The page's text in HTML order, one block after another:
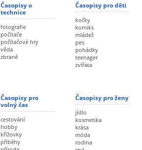
Časopisy o
technice
fotografie
počítače
počítačové hry
věda
zbraně
Časopisy pro děti
kočky
komiks
mládež
pes
pohádky
teenager
zvířata
Časopisy pro
volný čas
cestování
hobby
křížovky
příběhy
Časopisy pro ženy
jídlo
kosmetika
krása
móda
rodina